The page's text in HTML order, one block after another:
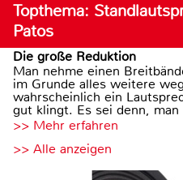
Topthema:
Patos
Die große Reduktion
Man nehme einen
im Grunde alles weitere
wahrscheinlich ein
gut klingt. Es sei denn,
>> Mehr erfahren
>> Alle anzeigen